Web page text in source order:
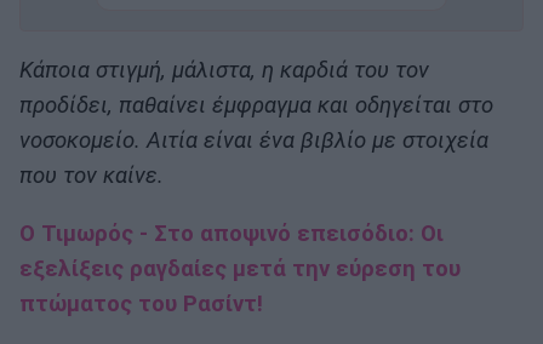
Κάποια στιγμή, μάλιστα, η καρδιά του τον
προδίδει, παθαίνει έμφραγμα και οδηγείται στο
νοσοκομείο. Αιτία είναι ένα βιβλίο με στοιχεία
που τον καίνε.
Ο Τιμωρός - Στο αποψινό επεισόδιο: Οι
εξελίξεις ραγδαίες μετά την εύρεση του
πτώματος του Ρασίντ!